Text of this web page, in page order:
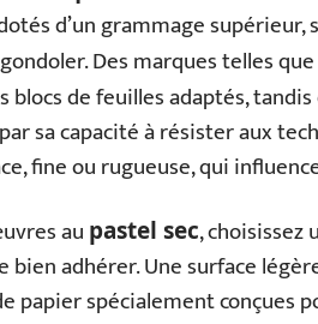
d’un grammage
gondoler. Des marques telles que
blocs de feuilles adaptés,
sa capacité à résister aux
fine ou rugueuse, qui
au pastel sec,
bien adhérer. Une surface
papier spécialement conçues